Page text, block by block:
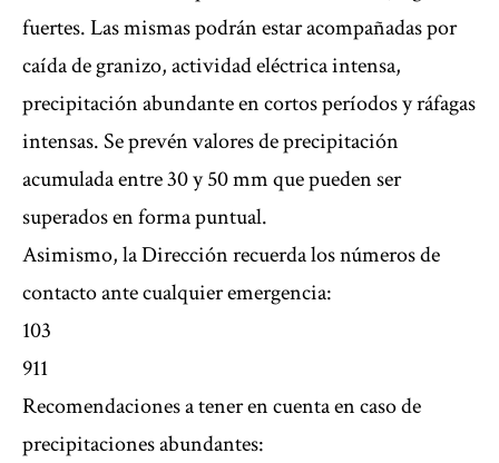
fuertes. Las mismas podrán estar acompañadas por
caída de granizo, actividad eléctrica intensa,
precipitación abundante en cortos períodos y ráfagas
intensas. Se prevén valores de precipitación
acumulada entre 30 y 50 mm que pueden ser
superados en forma puntual.
Asimismo, la Dirección recuerda los números de
contacto ante cualquier emergencia:
103
911
Recomendaciones a tener en cuenta en caso de
precipitaciones abundantes: